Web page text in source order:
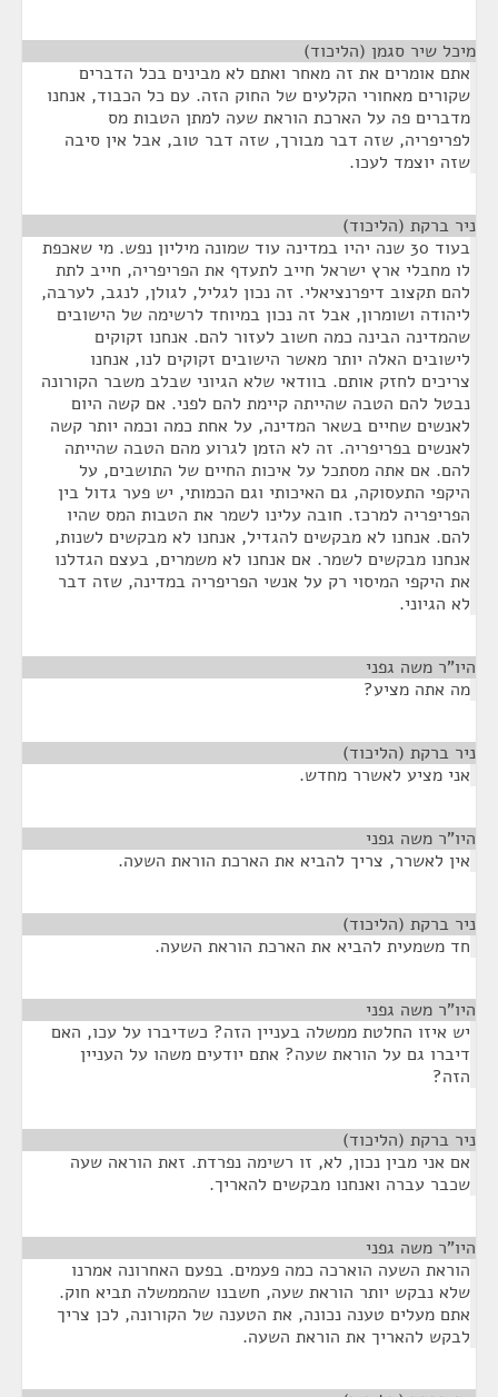
מיכל שיר סגמן (הליכוד)
אתם אומרים את זה מאחר ואתם לא מבינים בכל הדברים
שקורים מאחורי הקלעים של החוק הזה. עם כל הכבוד, אנחנו
מדברים פה על הארכת הוראת שעה למתן הטבות מס
לפריפריה, שזה דבר מבורך, שזה דבר טוב, אבל אין סיבה
שזה יוצמד לעכו.
ניר ברקת (הליכוד)
בעוד 30 שנה יהיו במדינה עוד שמונה מיליון נפש. מי שאכפת
לו מחבלי ארץ ישראל חייב לתעדף את הפריפריה, חייב לתת
להם תקצוב דיפרנציאלי. זה נכון לגליל, לגולן, לנגב, לערבה,
ליהודה ושומרון, אבל זה נכון במיוחד לרשימה של הישובים
שהמדינה הבינה כמה חשוב לעזור להם. אנחנו זקוקים
לישובים האלה יותר מאשר הישובים זקוקים לנו, אנחנו
צריכים לחזק אותם. בוודאי שלא הגיוני שבלב משבר הקורונה
נבטל להם הטבה שהייתה קיימת להם לפני. אם קשה היום
לאנשים שחיים בשאר המדינה, על אחת כמה וכמה יותר קשה
לאנשים בפריפריה. זה לא הזמן לגרוע מהם הטבה שהייתה
להם. אם אתה מסתכל על איכות החיים של התושבים, על
היקפי התעסוקה, גם האיכותי וגם הכמותי, יש פער גדול בין
הפריפריה למרכז. חובה עלינו לשמר את הטבות המס שהיו
להם. אנחנו לא מבקשים להגדיל, אנחנו לא מבקשים לשנות,
אנחנו מבקשים לשמר. אם אנחנו לא משמרים, בעצם הגדלנו
את היקפי המיסוי רק על אנשי הפריפריה במדינה, שזה דבר
לא הגיוני.
היו"ר משה גפני
מה אתה מציע?
ניר ברקת (הליכוד)
אני מציע לאשרר מחדש.
היו"ר משה גפני
אין לאשרר, צריך להביא את הארכת הוראת השעה.
ניר ברקת (הליכוד)
חד משמעית להביא את הארכת הוראת השעה.
היו"ר משה גפני
יש איזו החלטת ממשלה בעניין הזה? כשדיברו על עכו, האם
דיברו גם על הוראת שעה? אתם יודעים משהו על העניין
הזה?
ניר ברקת (הליכוד)
אם אני מבין נכון, לא, זו רשימה נפרדת. זאת הוראה שעה
שכבר עברה ואנחנו מבקשים להאריך.
היו"ר משה גפני
הוראת השעה הוארכה כמה פעמים. בפעם האחרונה אמרנו
שלא נבקש יותר הוראת שעה, חשבנו שהממשלה תביא חוק.
אתם מעלים טענה נכונה, את הטענה של הקורונה, לכן צריך
לבקש להאריך את הוראת השעה.